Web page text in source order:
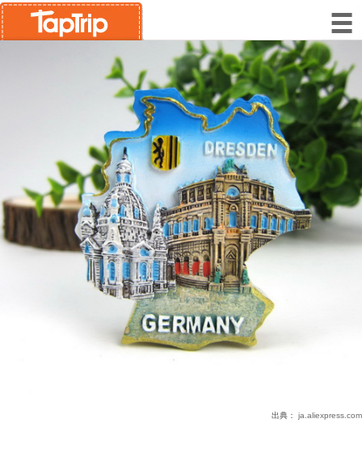
出典： ja.aliexpress.com